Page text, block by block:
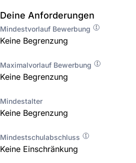
Deine Anforderungen
Mindestvorlauf Bewerbung
Keine Begrenzung
Maximalvorlauf Bewerbung
Keine Begrenzung
Mindestalter
Keine Begrenzung
Mindestschulabschluss
Keine Einschränkung